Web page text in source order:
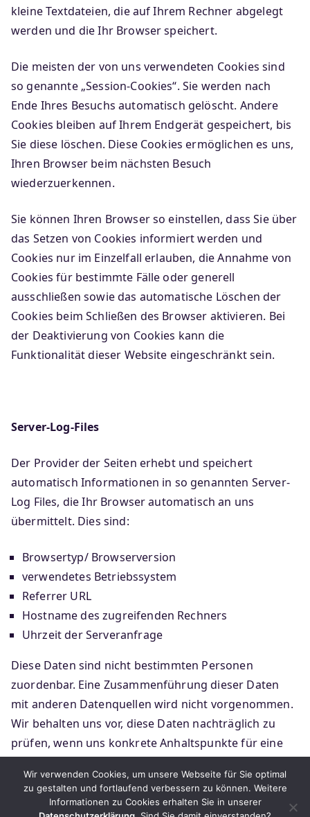
kleine Textdateien, die auf Ihrem Rechner abgelegt
werden und die Ihr Browser speichert.
Die meisten der von uns verwendeten Cookies sind
so genannte „Session-Cookies“. Sie werden nach
Ende Ihres Besuchs automatisch gelöscht. Andere
Cookies bleiben auf Ihrem Endgerät gespeichert, bis
Sie diese löschen. Diese Cookies ermöglichen es uns,
Ihren Browser beim nächsten Besuch
wiederzuerkennen.
Sie können Ihren Browser so einstellen, dass Sie über
das Setzen von Cookies informiert werden und
Cookies nur im Einzelfall erlauben, die Annahme von
Cookies für bestimmte Fälle oder generell
ausschließen sowie das automatische Löschen der
Cookies beim Schließen des Browser aktivieren. Bei
der Deaktivierung von Cookies kann die
Funktionalität dieser Website eingeschränkt sein.
Server-Log-Files
Der Provider der Seiten erhebt und speichert
automatisch Informationen in so genannten Server-
Log Files, die Ihr Browser automatisch an uns
übermittelt. Dies sind:
Browsertyp/ Browserversion
verwendetes Betriebssystem
Referrer URL
Hostname des zugreifenden Rechners
Uhrzeit der Serveranfrage
Diese Daten sind nicht bestimmten Personen
zuordenbar. Eine Zusammenführung dieser Daten
mit anderen Datenquellen wird nicht vorgenommen.
Wir behalten uns vor, diese Daten nachträglich zu
prüfen, wenn uns konkrete Anhaltspunkte für eine
Wir verwenden Cookies, um unsere Webseite für Sie optimal
zu gestalten und fortlaufend verbessern zu können. Weitere
Informationen zu Cookies erhalten Sie in unserer